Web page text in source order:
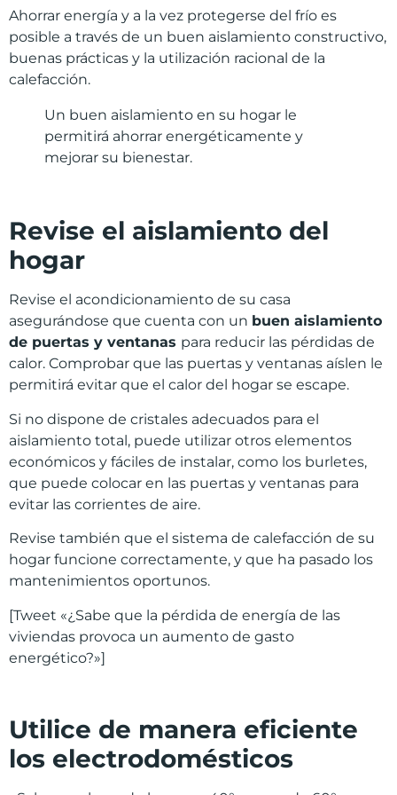
Ahorrar energía y a la vez protegerse del frío es
posible a través de un buen aislamiento constructivo,
buenas prácticas y la utilización racional de la
calefacción.
Un buen aislamiento en su hogar le
permitirá ahorrar energéticamente y
mejorar su bienestar.
Revise el aislamiento del
hogar
Revise el acondicionamiento de su casa
asegurándose que cuenta con un buen aislamiento
de puertas y ventanas para reducir las pérdidas de
calor. Comprobar que las puertas y ventanas aíslen le
permitirá evitar que el calor del hogar se escape.
Si no dispone de cristales adecuados para el
aislamiento total, puede utilizar otros elementos
económicos y fáciles de instalar, como los burletes,
que puede colocar en las puertas y ventanas para
evitar las corrientes de aire.
Revise también que el sistema de calefacción de su
hogar funcione correctamente, y que ha pasado los
mantenimientos oportunos.
[Tweet «¿Sabe que la pérdida de energía de las
viviendas provoca un aumento de gasto
energético?»]
Utilice de manera eficiente
los electrodomésticos